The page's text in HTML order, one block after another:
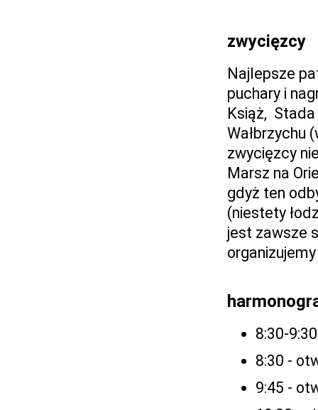
zwycięzcy
Najlepsze
puchary i
Książ, Stada
Wałbrzychu
zwycięzcy
Marsz na
gdyż ten
(niestety
jest zawsze
8:30-
8:30 -
9:45 -